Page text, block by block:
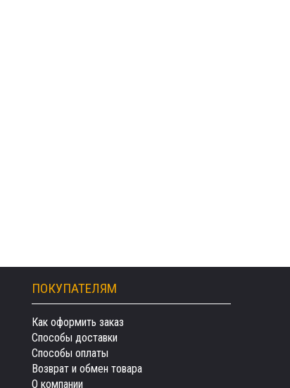
ПОКУПАТЕЛЯМ
Как оформить заказ
Способы доставки
Способы оплаты
Возврат и обмен товара
О компании